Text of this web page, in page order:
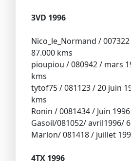
3VD 1996
Nico_le_Normand /
87.000 kms
pioupiou / 080942 / mars
kms
tytof75 / 081123 / 20 juin
kms
Ronin / 0081434 / Juin
Gasoil/081052/ avril1996/
Marlon/ 081418 / juillet
4TX 1996